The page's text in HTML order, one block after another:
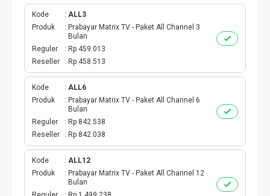
TAG CICILAN
TAG FINANCE
TAG KREDIT
TAG PBB
TAG PGN & PERTAGAS
VA BEBAS NOMINAL
TRANSFER UANG
Kode
ALL3
Produk
Prabayar Matrix TV - Paket All Channel 3
Bulan
Reguler
Rp 459.013
Reseller
Rp 458.513
Kode
ALL6
Produk
Prabayar Matrix TV - Paket All Channel 6
Bulan
Reguler
Rp 842.538
Reseller
Rp 842.038
Kode
ALL12
Produk
Prabayar Matrix TV - Paket All Channel 12
Bulan